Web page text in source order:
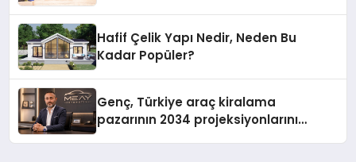
Hafif Çelik Yapı Nedir, Neden Bu
Kadar Popüler?
Genç, Türkiye araç kiralama
pazarının 2034 projeksiyonlarını